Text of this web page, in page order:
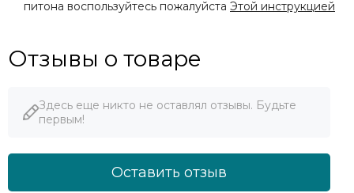
питона воспользуйтесь пожалуйста Этой инструкцией
Отзывы о товаре
Здесь еще никто не оставлял отзывы. Будьте
первым!
Оставить отзыв